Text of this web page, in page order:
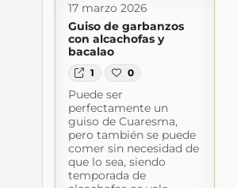
17 marzo 2026
Guiso de garbanzos
con alcachofas y
bacalao
1 0
Puede ser
perfectamente un
guiso de Cuaresma,
pero también se puede
comer sin necesidad de
que lo sea, siendo
temporada de